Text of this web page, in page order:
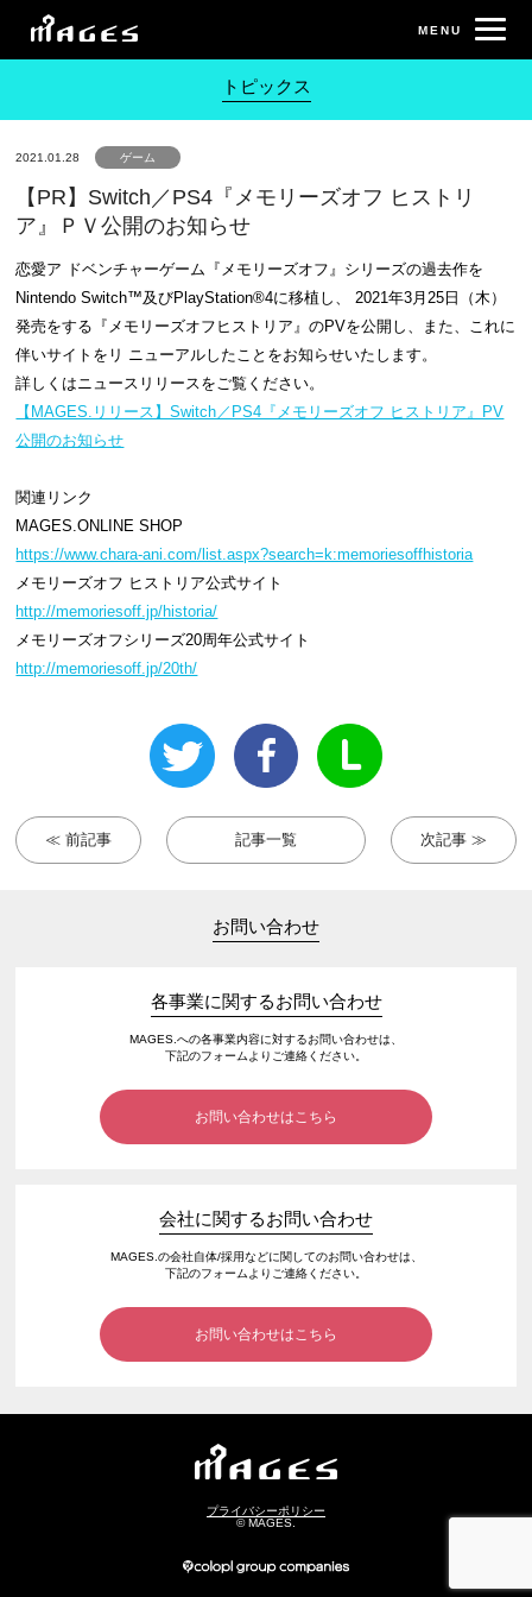
トピックス
2021.01.28 ゲーム
【PR】Switch／PS4『メモリーズオフ ヒストリ
ア』ＰＶ公開のお知らせ
恋愛ア ドベンチャーゲーム『メモリーズオフ』シリーズの過去作を
Nintendo Switch™及びPlayStation®4に移植し、 2021年3月25日（木）
発売をする『メモリーズオフヒストリア』のPVを公開し、また、これに
伴いサイトをリ ニューアルしたことをお知らせいたします。
詳しくはニュースリリースをご覧ください。
【MAGES.リリース】Switch／PS4『メモリーズオフ ヒストリア』PV
公開のお知らせ
関連リンク
MAGES.ONLINE SHOP
https://www.chara-ani.com/list.aspx?search=k:memoriesoffhistoria
メモリーズオフ ヒストリア公式サイト
http://memoriesoff.jp/historia/
メモリーズオフシリーズ20周年公式サイト
http://memoriesoff.jp/20th/
≪ 前記事 記事一覧 次記事 ≫
お問い合わせ
各事業に関するお問い合わせ
MAGES.への各事業内容に対するお問い合わせは、
下記のフォームよりご連絡ください。
お問い合わせはこちら
会社に関するお問い合わせ
MAGES.の会社自体/採用などに関してのお問い合わせは、
下記のフォームよりご連絡ください。
お問い合わせはこちら
プライバシーポリシー
© MAGES.